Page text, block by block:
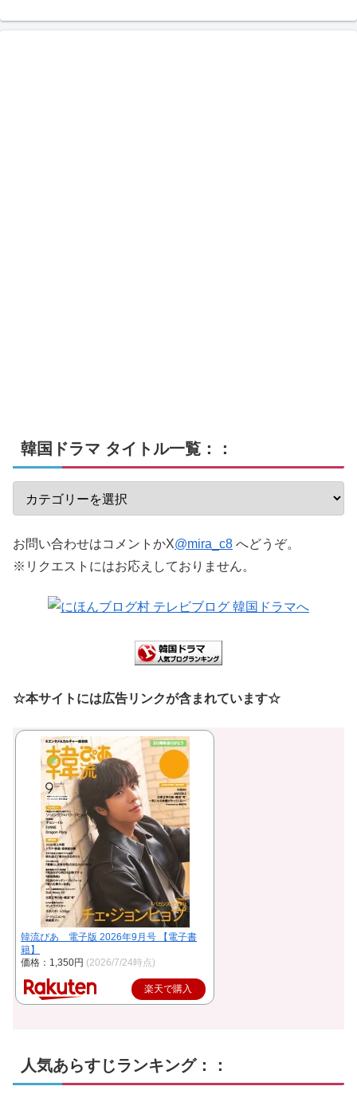
韓国ドラマ タイトル一覧：：
お問い合わせはコメントかX@mira_c8 へどうぞ。
※リクエストにはお応えしておりません。
☆本サイトには広告リンクが含まれています☆
韓流ぴあ 電子版 2026年9月号 【電子書
籍】
価格：1,350円 (2026/7/24時点)
楽天で購入
人気あらすじランキング：：